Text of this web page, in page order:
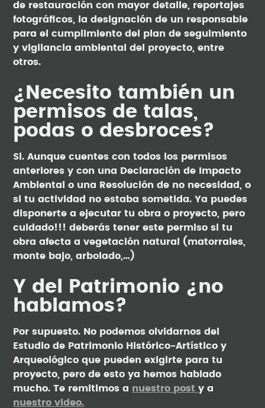
de restauración con mayor detalle, reportajes
fotográficos, la designación de un responsable
para el cumplimiento del plan de seguimiento
y vigilancia ambiental del proyecto, entre
otros.
¿Necesito también un
permisos de talas,
podas o desbroces?
Si. Aunque cuentes con todos los permisos
anteriores y con una Declaración de Impacto
Ambiental o una Resolución de no necesidad, o
si tu actividad no estaba sometida. Ya puedes
disponerte a ejecutar tu obra o proyecto, pero
cuidado!!! deberás tener este permiso si tu
obra afecta a vegetación natural (matorrales,
monte bajo, arbolado,…)
Y del Patrimonio ¿no
hablamos?
Por supuesto. No podemos olvidarnos del
Estudio de Patrimonio Histórico-Artístico y
Arqueológico que pueden exigirte para tu
proyecto, pero de esto ya hemos hablado
mucho. Te remitimos a nuestro posty a
nuestro video.